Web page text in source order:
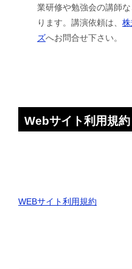
業研修や勉強会の講師
ります。講演依頼は、
ズへお問合せ下さい。
Webサイト利用規約
WEBサイト利用規約